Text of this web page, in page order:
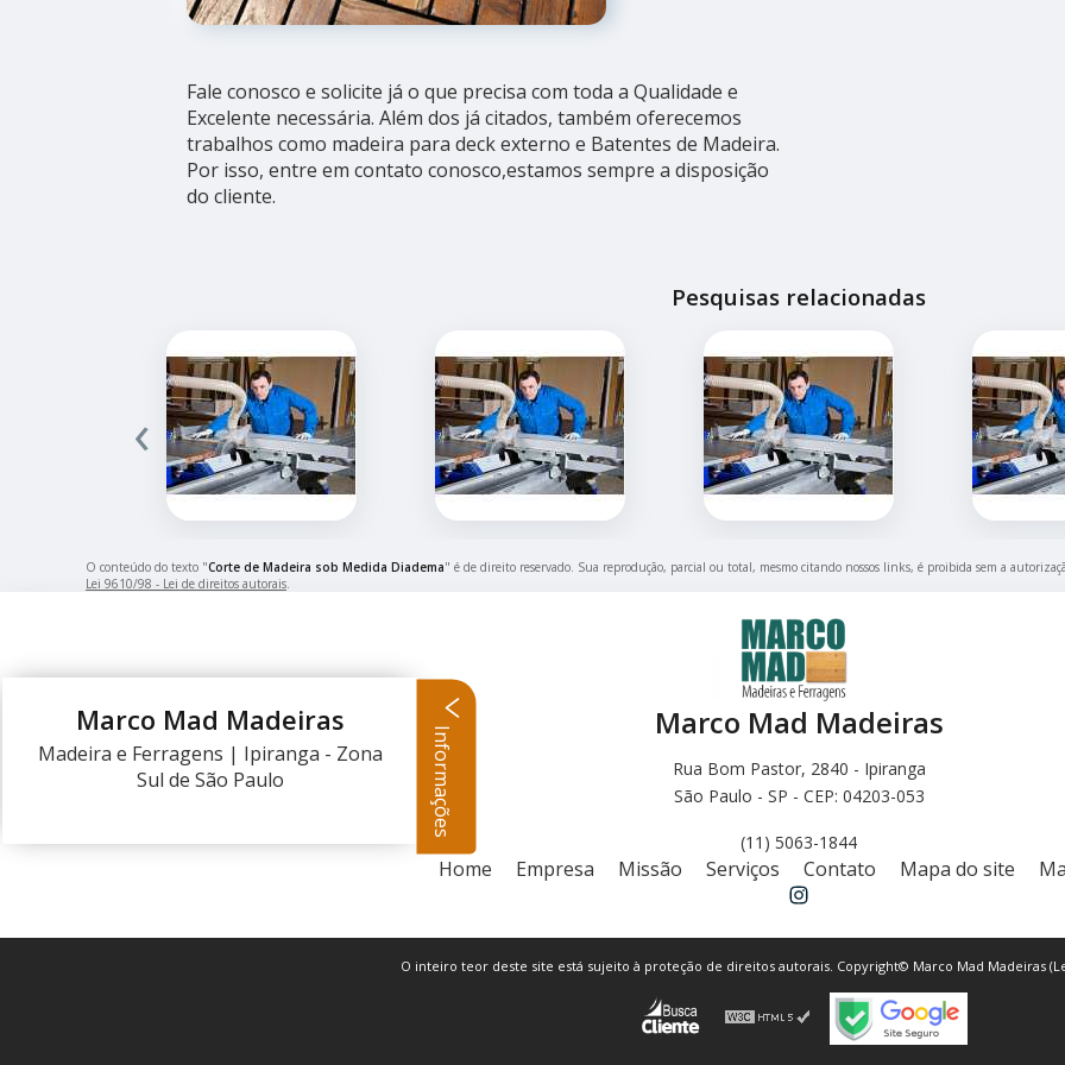
Fale conosco e solicite já o que precisa com toda a Qualidade e
Excelente necessária. Além dos já citados, também oferecemos
trabalhos como madeira para deck externo e Batentes de Madeira.
Por isso, entre em contato conosco,estamos sempre a disposição
do cliente.
Pesquisas relacionadas
‹
O conteúdo do texto "Corte de Madeira sob Medida Diadema" é de direito reservado. Sua reprodução, parcial ou total, mesmo citando nossos links, é proibida sem a
Lei 9610/98 - Lei de direitos autorais.
Marco Mad Madeiras
Rua Bom Pastor, 2840 - Ipiranga
São Paulo - SP - CEP: 04203-053
(11) 5063-1844
Home Empresa Missão Serviços Contato Mapa do site
O inteiro teor deste site está sujeito à proteção de direitos autorais. Copyright© Marco Mad Madeiras
Marco Mad Madeiras
Madeira e Ferragens | Ipiranga - Zona
Sul de São Paulo
Informações